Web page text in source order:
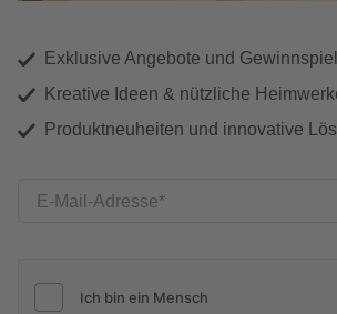
Exklusive Angebote und
Kreative Ideen & nützliche
Produktneuheiten und innovative
E-Mail-Adresse